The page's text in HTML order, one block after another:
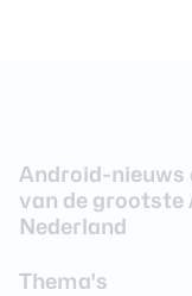
Android-nieuws
van de
Nederland
Thema's